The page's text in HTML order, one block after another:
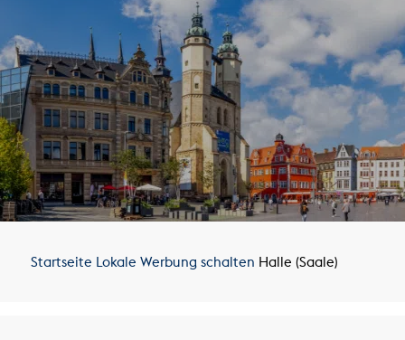
Startseite Lokale Werbung schalten Halle (Saale)